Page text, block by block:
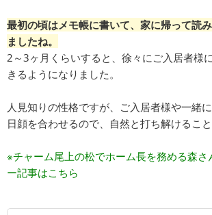
最初の頃はメモ帳に書いて、家に帰って読
ましたね。
2～3ヶ月くらいすると、徐々にご入居者様
きるようになりました。
人見知りの性格ですが、ご入居者様や一緒
日顔を合わせるので、自然と打ち解けること
※チャーム尾上の松でホーム長を務める森さ
ー記事はこちら